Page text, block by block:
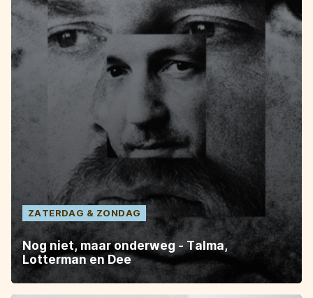
ZATERDAG ZONDAG
Nog niet, maar onderweg - Talma,
Lotterman en Dee